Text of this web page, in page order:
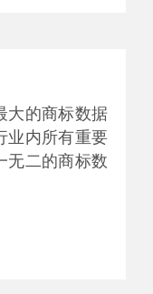
大的商标数据
业内所有重要
无二的商标数